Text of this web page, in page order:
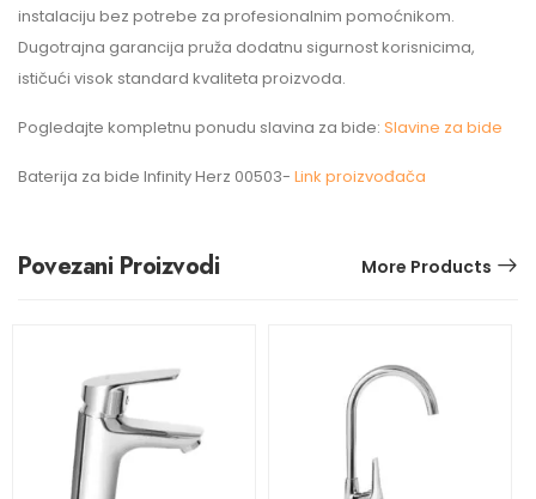
instalaciju bez potrebe za profesionalnim pomoćnikom.
Dugotrajna garancija pruža dodatnu sigurnost korisnicima,
ističući visok standard kvaliteta proizvoda.
Pogledajte kompletnu ponudu slavina za bide: Slavine za bide
Baterija za bide Infinity Herz 00503- Link proizvođača
Povezani Proizvodi More Products